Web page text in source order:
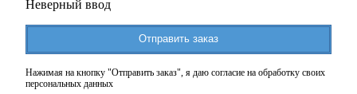
Неверный ввод
Отправить заказ
Нажимая на кнопку "Отправить заказ", я даю согласие на обработку своих
персональных данных